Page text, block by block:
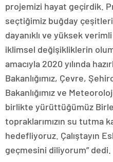
projemizi hayat geçirdik.
seçtiğimiz buğday
dayanıklı ve yüksek
iklimsel değişikliklerin
amacıyla 2020 yılında
Bakanlığımız, Çevre,
Bakanlığımız ve
birlikte yürüttüğümüz
topraklarımızın su tutma
hedefliyoruz. Çalıştayın
geçmesini diliyorum” dedi.